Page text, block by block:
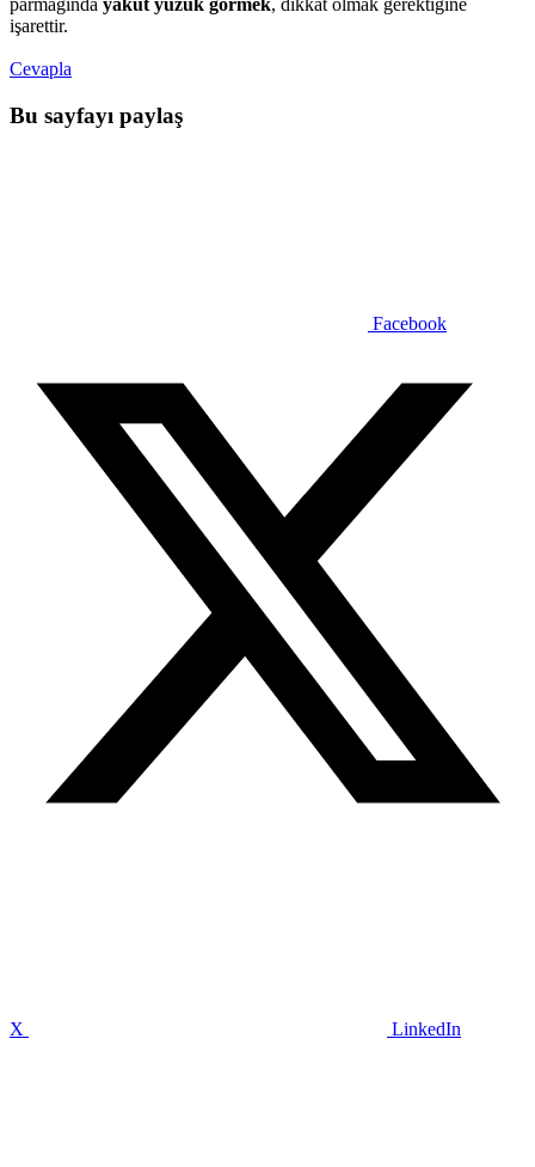
parmağında yakut yüzük görmek, dikkat olmak gerektiğine
işarettir.
Cevapla
Bu sayfayı paylaş
Facebook
X LinkedIn